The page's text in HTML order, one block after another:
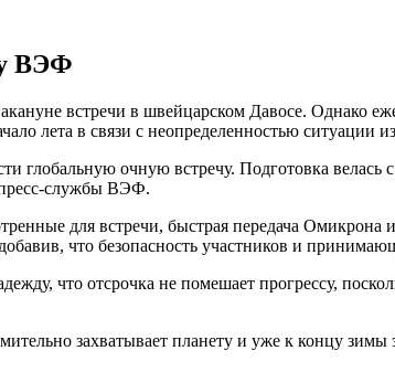
ВЭФ
встречи в швейцарском Давосе. Однако
лета в связи с неопределенностью ситуации
очную встречу. Подготовка велась
службы ВЭФ.
для встречи, быстрая передача Омикрона
что безопасность участников и
что отсрочка не помешает прогрессу,
захватывает планету и уже к концу